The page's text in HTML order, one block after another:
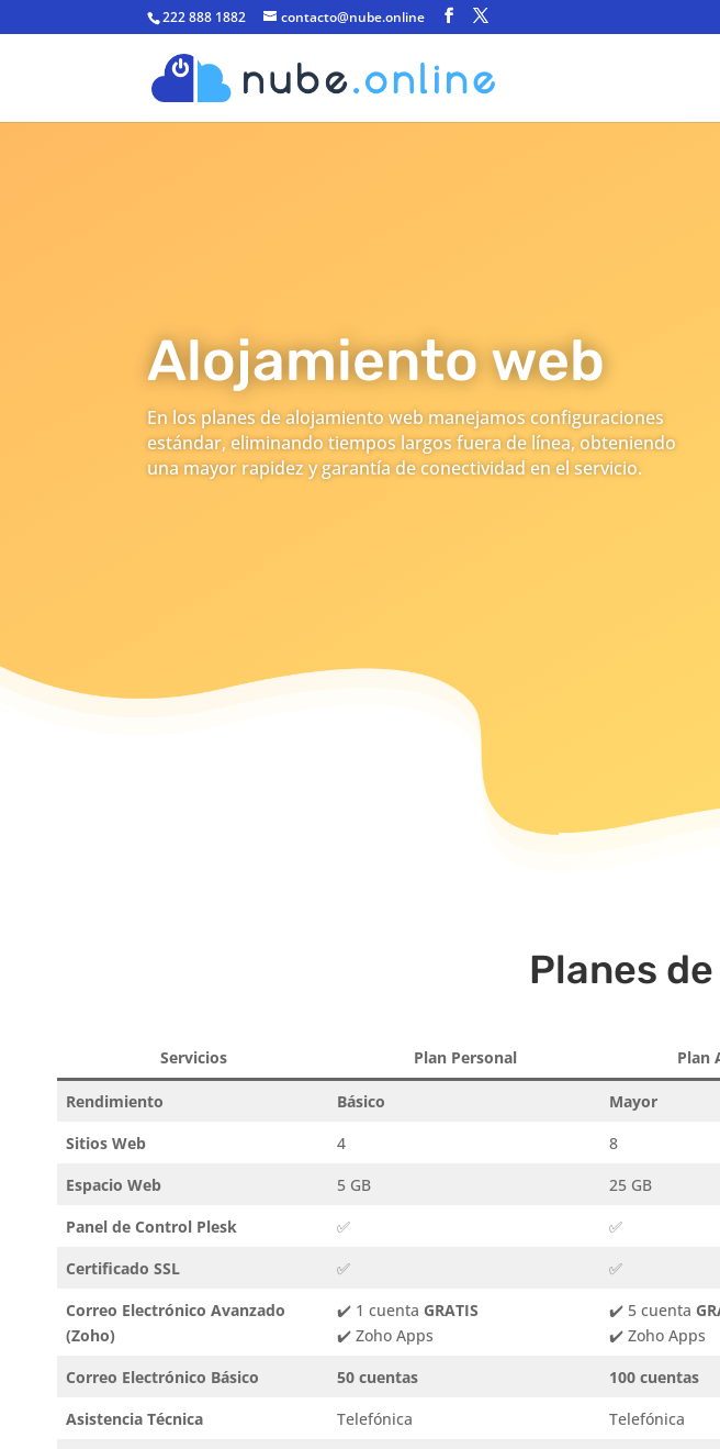
222 888 1882 contacto@nube.online
Alojamiento web
En los planes de alojamiento web manejamos configuraciones
estándar, eliminando tiempos largos fuera de línea, obteniendo
una mayor rapidez y garantía de conectividad en el servicio.
Planes
Servicios Plan Personal Plan
Rendimiento Básico Mayor
Sitios Web
4 8
Espacio Web
5 GB 25 GB
Panel de Control Plesk
✅ ✅
Certificado SSL
✅ ✅
Correo Electrónico Avanzado
(Zoho)
✔️ 1 cuenta GRATIS
✔️ Zoho Apps
✔️ 5 cuenta
✔️ Zoho Apps
Correo Electrónico Básico
50 cuentas 100 cuentas
Asistencia Técnica
Telefónica Telefónica